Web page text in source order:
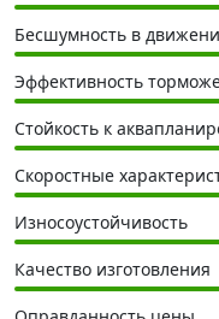
Бесшумность в
Эффективность
Стойкость к
Скоростные
Износоустойчивость
Качество изготовления